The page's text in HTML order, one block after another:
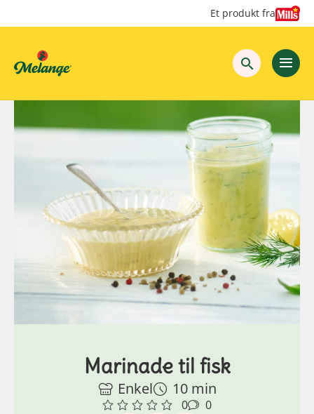
Et produkt fra
Marinade til fisk
Enkel 10 min
0 0